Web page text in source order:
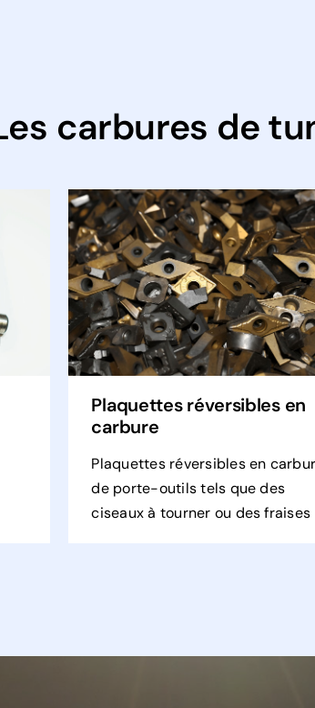
carbures de
Plaquettes réversibles en
carbure
Plaquettes réversibles en
de porte-outils tels que des
ciseaux à tourner ou des fraises